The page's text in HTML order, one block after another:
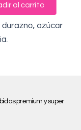
al carrito
durazno, azúcar
premium y super